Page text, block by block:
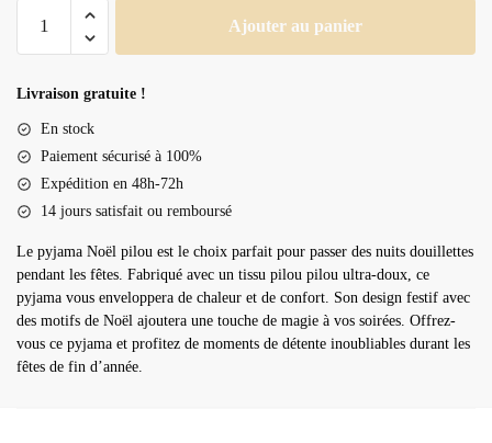
noël
Ajouter au panier
Livraison gratuite !
En stock
Paiement sécurisé à 100%
Expédition en 48h-72h
14 jours satisfait ou remboursé
Le pyjama Noël pilou est le choix parfait pour passer des nuits douillettes
pendant les fêtes. Fabriqué avec un tissu pilou pilou ultra-doux, ce
pyjama vous enveloppera de chaleur et de confort. Son design festif avec
des motifs de Noël ajoutera une touche de magie à vos soirées. Offrez-
vous ce pyjama et profitez de moments de détente inoubliables durant les
fêtes de fin d’année.